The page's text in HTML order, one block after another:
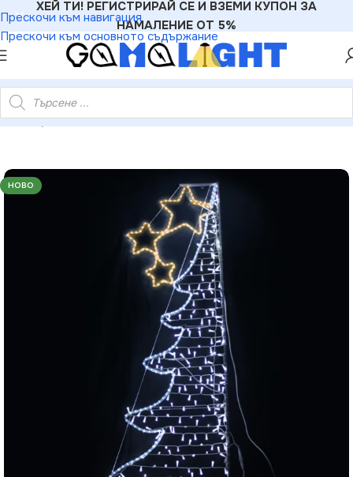
Прескочи към навигация
Прескочи към основното съдържание
ХЕЙ ТИ! РЕГИСТРИРАЙ СЕ И ВЗЕМИ КУПОН ЗА
НАМАЛЕНИЕ ОТ 5%
студено бяло + жълто стеди IP44 750×200см 1.5м кабел
НОВО